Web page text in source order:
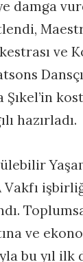
damga
ve
hazırladı.
Vakfı
ve
bu yıl